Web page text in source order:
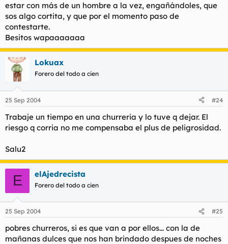
Que si, que ya sabemos que te lo tragas, te repites más que
el ajo.
estar con más de un hombre a la vez, engañándoles, que
sos algo cortita, y que por el momento paso de
contestarte.
Besitos wapaaaaaaa
Lokuax
Forero del todo a cien
25 Sep 2004 #24
Trabaje un tiempo en una churreria y lo tuve q dejar. El
riesgo q corria no me compensaba el plus de peligrosidad.
Salu2
E elAjedrecista
Forero del todo a cien
25 Sep 2004 #25
pobres churreros, si es que van a por ellos... con la de
mañanas dulces que nos han brindado despues de noches